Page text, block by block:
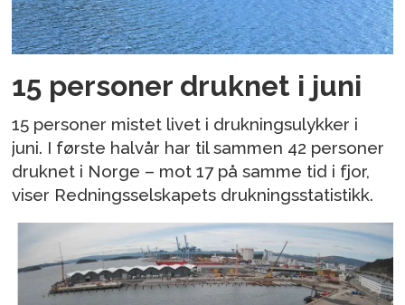
15 personer druknet i juni
15 personer mistet livet i drukningsulykker i
juni. I første halvår har til sammen 42 personer
druknet i Norge – mot 17 på samme tid i fjor,
viser Redningsselskapets drukningsstatistikk.